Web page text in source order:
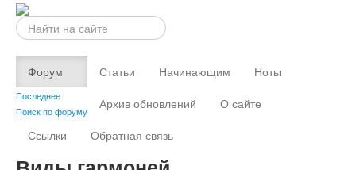
Искать...
Форум
Последнее
Поиск по форуму
Статьи Начинающим
Ноты
Архив обновлений
О сайте
Ссылки
Обратная связь